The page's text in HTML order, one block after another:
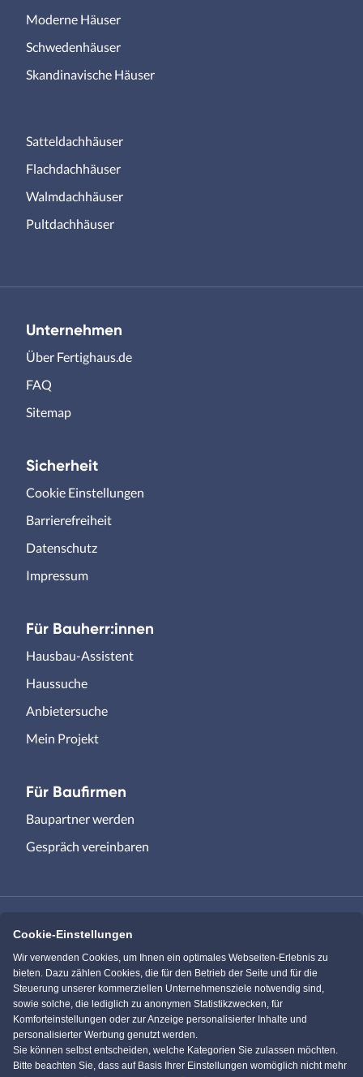
Moderne Häuser
Schwedenhäuser
Skandinavische Häuser
Satteldachhäuser
Flachdachhäuser
Walmdachhäuser
Pultdachhäuser
Unternehmen
Über Fertighaus.de
FAQ
Sitemap
Sicherheit
Cookie Einstellungen
Barrierefreiheit
Datenschutz
Impressum
Für Bauherr:innen
Hausbau-Assistent
Haussuche
Anbietersuche
Mein Projekt
Für Baufirmen
Baupartner werden
Gespräch vereinbaren
Immowelt.de Bauen.de
Massivhaus.de Bungalow.de
Einfamilienhaus.de
Cookie-Einstellungen
Wir verwenden Cookies, um Ihnen ein optimales Webseiten-Erlebnis zu
bieten. Dazu zählen Cookies, die für den Betrieb der Seite und für die
Steuerung unserer kommerziellen Unternehmensziele notwendig sind,
sowie solche, die lediglich zu anonymen Statistikzwecken, für
Komforteinstellungen oder zur Anzeige personalisierter Inhalte und
personalisierter Werbung genutzt werden.
Sie können selbst entscheiden, welche Kategorien Sie zulassen möchten.
Bitte beachten Sie, dass auf Basis Ihrer Einstellungen womöglich nicht mehr